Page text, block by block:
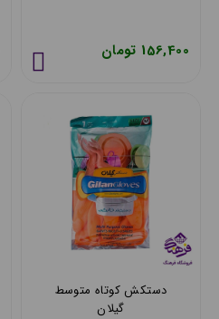
156,400 تومان
دستکش کوتاه متوسط
گیلان